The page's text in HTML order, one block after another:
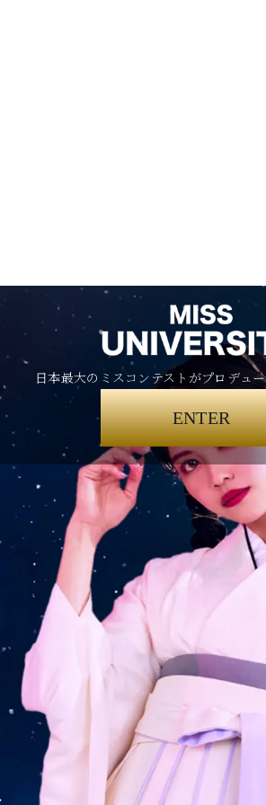
日本最大のミスコンテストがプロデュ
ENTER